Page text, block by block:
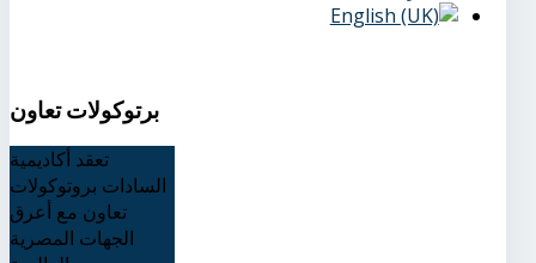
برتوكولات تعاون
تعقد أكاديمية
السادات بروتوكولات
تعاون مع أعرق
الجهات المصرية